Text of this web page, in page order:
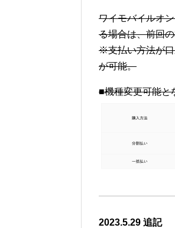
ワイモバイルオ
る場合は、前回
※支払い方法が口
が可能。
■機種変更可能と
2023.5.29 追記